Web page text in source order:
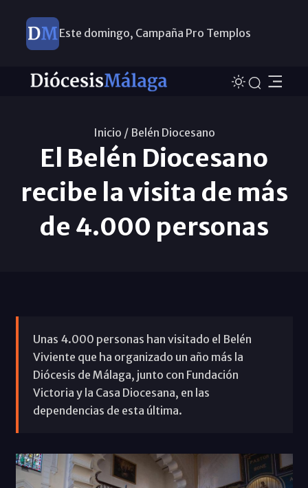
Este domingo, Campaña Pro Templos
Inicio / Belén Diocesano
El Belén Diocesano
recibe la visita de más
de 4.000 personas
Unas 4.000 personas han visitado el Belén
Viviente que ha organizado un año más la
Diócesis de Málaga, junto con Fundación
Victoria y la Casa Diocesana, en las
dependencias de esta última.